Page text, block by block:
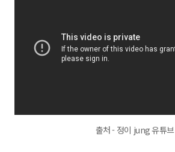
출처 - 정이 jung 유튜브